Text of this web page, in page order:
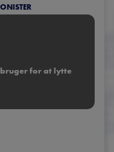
bruger for at lytte